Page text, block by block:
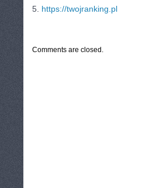
5. https://twojranking.pl
Comments are closed.